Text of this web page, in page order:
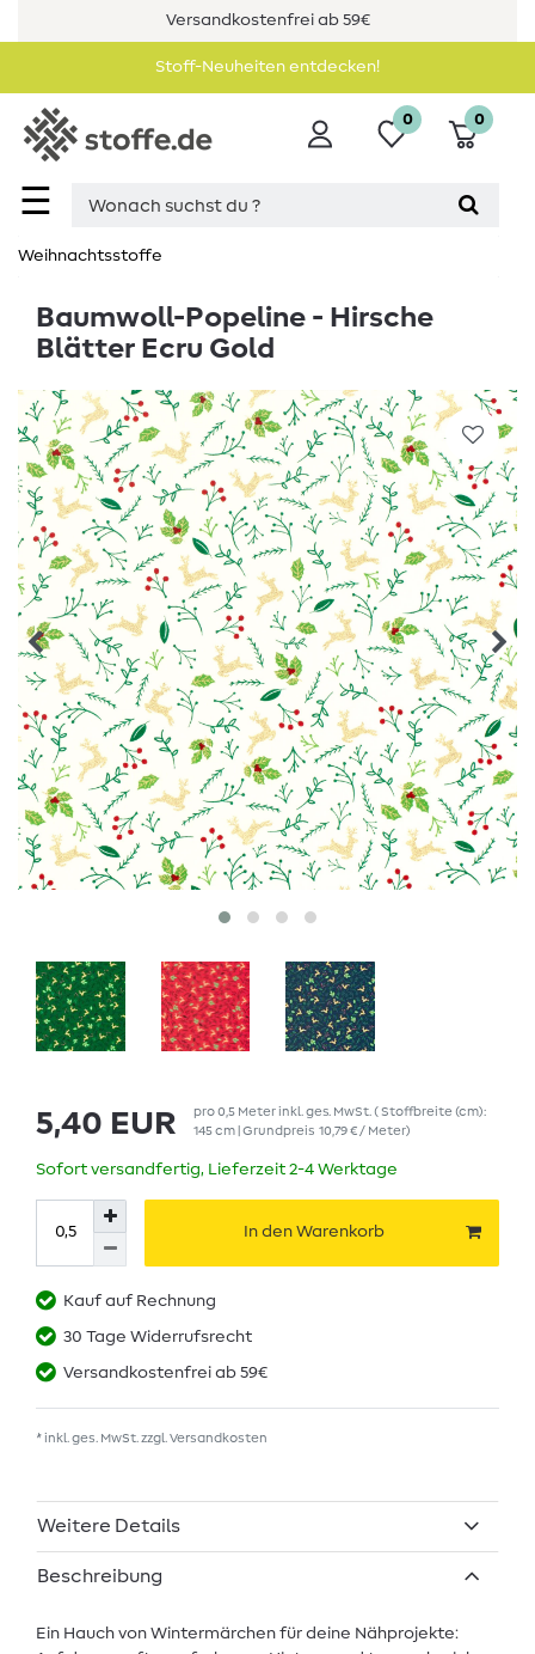
Versandkostenfrei ab 59€
Stoff-Neuheiten entdecken!
☰
0 0
Weihnachtsstoffe
Baumwoll-Popeline - Hirsche
Blätter Ecru Gold
5,40 EUR pro0,5 Meterinkl. ges. MwSt. ( Stoffbreite (cm):
145 cm | Grundpreis 10,79 € / Meter)
Sofort versandfertig, Lieferzeit 2-4 Werktage
In den Warenkorb
Kauf auf Rechnung
30 Tage Widerrufsrecht
Versandkostenfrei ab 59€
* inkl. ges. MwSt. zzgl. Versandkosten
Weitere Details
Beschreibung
Ein Hauch von Wintermärchen für deine Nähprojekte: